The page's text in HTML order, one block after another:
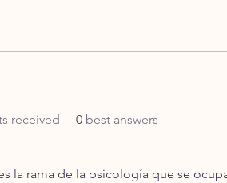
received 0 best answers
la rama de la psicología que se